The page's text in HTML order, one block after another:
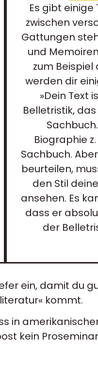
Es gibt einige
zwischen
Gattungen
und
zum Beispiel
werden dir
»Dein Text
Belletristik,
Biographie z.
Sachbuch.
beurteilen,
den Stil
ansehen. Es
dass er
der
ein, damit du
kommt.
in
kein